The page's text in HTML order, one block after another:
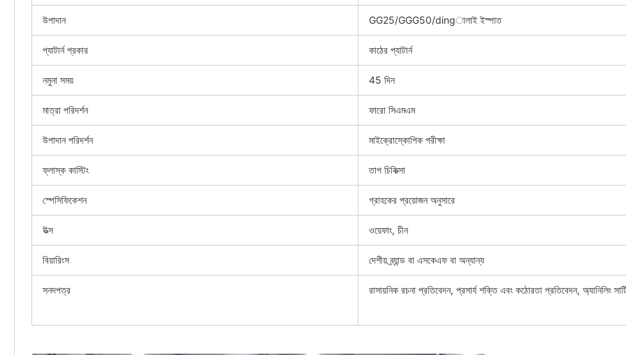
উপাদান GG25/GGG50/dingালাই ইস্পাত
প্যাটার্ন প্রকার কাঠের প্যাটার্ন
নমুনা সময় 45 দিন
মাত্রা পরিদর্শন ফারো সিএমএম
উপাদান পরিদর্শন মাইক্রোস্কোপিক পরীক্ষা
ফ্লাস্ক কাস্টিং তাপ চিকিত্সা
স্পেসিফিকেশন গ্রাহকের প্রয়োজন অনুসারে
উত্স ওয়েফাং, চীন
বিয়ারিংস দেশীয় ব্র্যান্ড বা এসকেএফ বা অন্যান্য
সনদপত্র রাসায়নিক রচনা প্রতিবেদন, প্রসার্য শক্তি এবং কঠোরতা প্রতিবেদন, অ্যানিলিং